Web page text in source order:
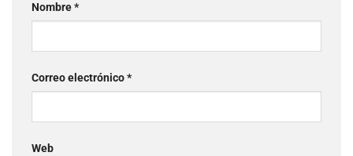
Nombre*
Correo electrónico*
Web